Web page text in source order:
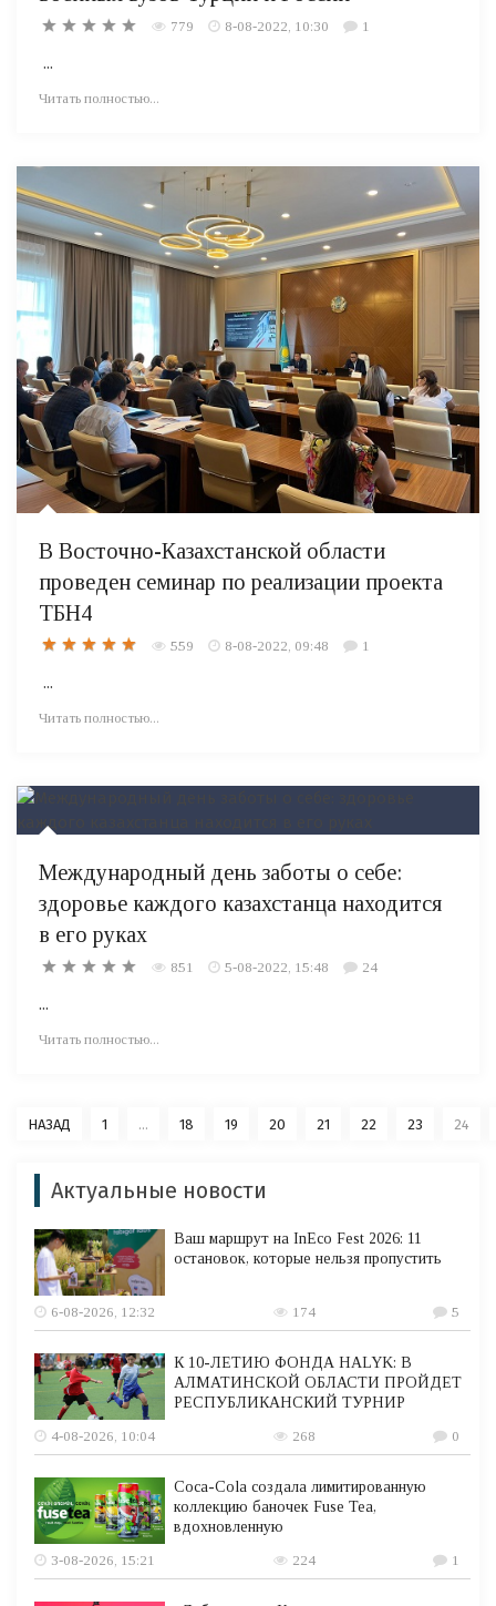
779 8-08-2022, 10:30 1
...
Читать полностью...
В Восточно-Казахстанской области
проведен семинар по реализации проекта
ТБН4
559 8-08-2022, 09:48 1
...
Читать полностью...
Международный день заботы о себе:
здоровье каждого казахстанца находится
в его руках
851 5-08-2022, 15:48 24
...
Читать полностью...
НАЗАД 1 ... 18 19 20 21 22 23 24
Актуальные новости
Ваш маршрут на InEco Fest 2026: 11
остановок, которые нельзя пропустить
6-08-2026, 12:32 174 5
К 10-ЛЕТИЮ ФОНДА HALYK: В
АЛМАТИНСКОЙ ОБЛАСТИ ПРОЙДЕТ
РЕСПУБЛИКАНСКИЙ ТУРНИР
4-08-2026, 10:04
268 0
Coca-Cola создала лимитированную
коллекцию баночек Fuse Tea,
вдохновленную
3-08-2026, 15:21
224 1